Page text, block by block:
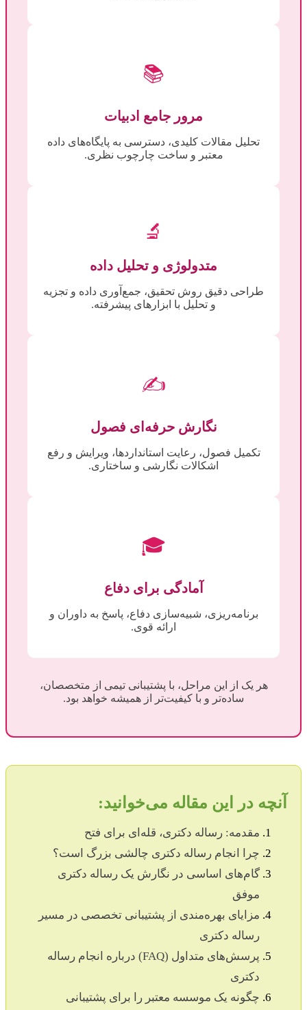
📚
مرور جامع ادبیات
تحلیل مقالات کلیدی، دسترسی به پایگاه‌های داده
معتبر و ساخت چارچوب نظری.
🔬
متدولوژی و تحلیل داده
طراحی دقیق روش تحقیق، جمع‌آوری داده و تجزیه
و تحلیل با ابزارهای پیشرفته.
✍️
نگارش حرفه‌ای فصول
تکمیل فصول، رعایت استانداردها، ویرایش و رفع
اشکالات نگارشی و ساختاری.
🎓
آمادگی برای دفاع
برنامه‌ریزی، شبیه‌سازی دفاع، پاسخ به داوران و
ارائه قوی.
هر یک از این مراحل، با پشتیبانی تیمی از متخصصان،
ساده‌تر و با کیفیت‌تر از همیشه خواهد بود.
آنچه در این مقاله می‌خوانید:
مقدمه: رساله دکتری، قله‌ای برای فتح
چرا انجام رساله دکتری چالشی بزرگ است؟
گام‌های اساسی در نگارش یک رساله دکتری
موفق
مزایای بهره‌مندی از پشتیبانی تخصصی در مسیر
رساله دکتری
پرسش‌های متداول (FAQ) درباره انجام رساله
دکتری
چگونه یک موسسه معتبر را برای پشتیبانی